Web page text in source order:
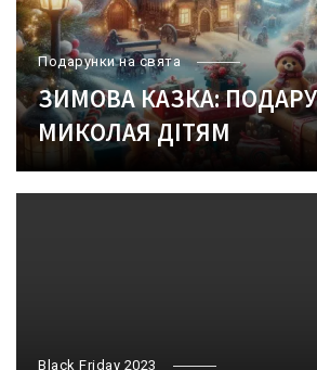
Подарунки на свята
ЗИМОВА КАЗКА:
МИКОЛАЯ ДІТЯМ
Black Friday 2023